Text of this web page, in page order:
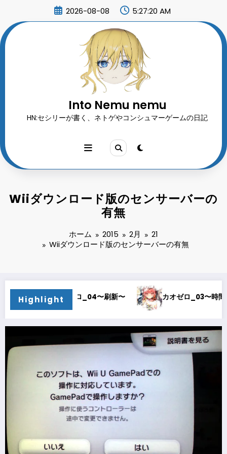
ン
ツ
2026-08-08 5:27:21 AM
Into Nemu nemu
HN:セシリーが書く、ネトゲやコンシュマーゲームの日記
Wiiダウンロード版のセンサーバーの
有無
ホーム 2015 2月
21
Wiiダウンロード版のセンサーバーの有無
Highlight
ゼロ_04〜刷新〜 カオゼロ_03〜時間泥棒〜